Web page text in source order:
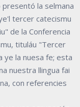
presentó la selmana
tercer catecismu
de la Conferencia
tituláu "Tercer
ye la nuesa fe; esta
nuestra llingua fai
con referencies